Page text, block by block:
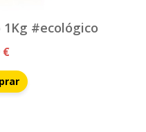
1Kg #ecológico
€